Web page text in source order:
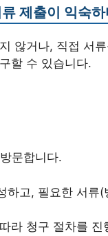
제출이 익숙
않거나, 직접 서
할 수 있습니다.
문합니다.
하고, 필요한 서
라 청구 절차를 진